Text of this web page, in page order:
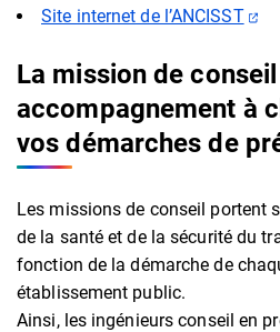
Site internet de l’ANCISST
La mission de
accompagnement à
vos démarches de
Les missions de conseil portent
de la santé et de la sécurité du
fonction de la démarche de
établissement public.
Ainsi, les ingénieurs conseil en